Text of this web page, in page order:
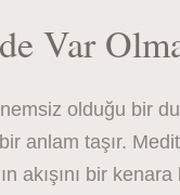
Var
olduğu bir
anlam taşır.
akışını bir